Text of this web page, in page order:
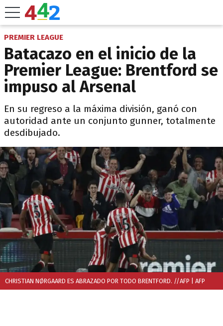
PREMIER LEAGUE
Batacazo en el inicio de la
Premier League: Brentford se
impuso al Arsenal
En su regreso a la máxima división, ganó con
autoridad ante un conjunto gunner, totalmente
desdibujado.
CHRISTIAN NØRGAARD ES ABRAZADO POR TODO BRENTFORD. //AFP | AFP